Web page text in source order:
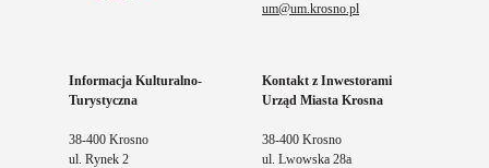
um@um.krosno.pl
Informacja Kulturalno-
Turystyczna
38-400 Krosno
ul. Rynek 2
Kontakt z Inwestorami
Urząd Miasta Krosna
38-400 Krosno
ul. Lwowska 28a